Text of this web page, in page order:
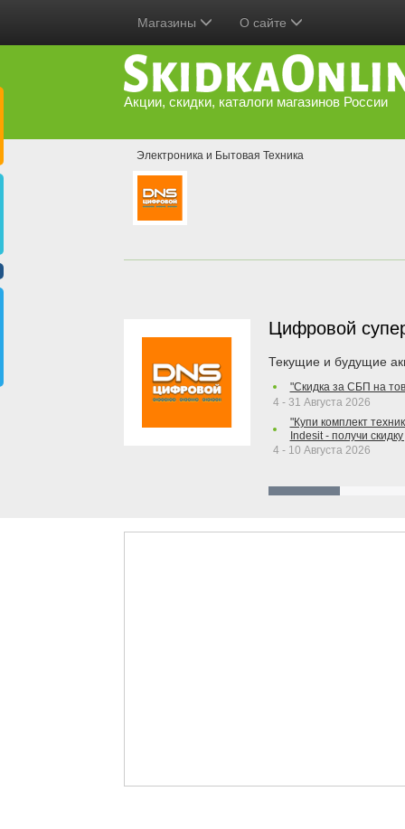
Магазины О сайте
Акции, скидки, каталоги магазинов России
Электроника и Бытовая Техника
Цифровой
Текущие и будущие
"Скидка за СБП на
4 - 31 Августа 2026
"Купи комплект
Indesit - получи
4 - 10 Августа 2026